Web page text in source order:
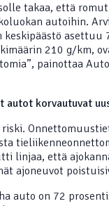
takaa, että
autoihin.
asettuu
210 g/km,
painottaa
autot korvautuvat
linjaa, että
ajoneuvot
auto on 72